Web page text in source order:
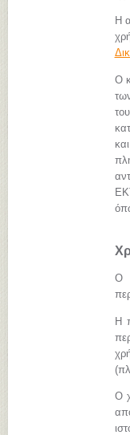
Η
Ο
Ο
Η
Ο